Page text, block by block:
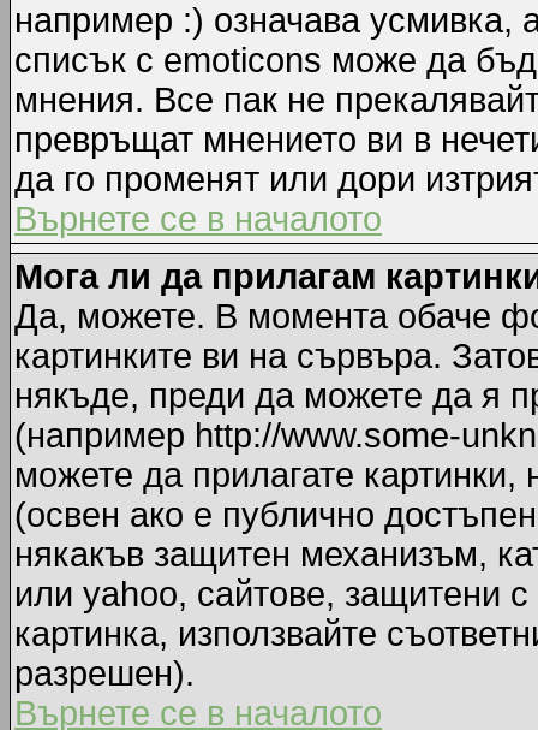
например :) означава усмивка,
списък с emoticons може да
мнения. Все пак не
превръщат мнението ви в
да го променят или дори
Върнете се в началото
Мога ли да прилагам
Да, можете. В момента обаче
картинките ви на сървъра.
някъде, преди да можете да я
(например http://www.some-
можете да прилагате
(освен ако е публично
някакъв защитен механизъм,
или yahoo, сайтове, защитени
картинка, използвайте
разрешен).
Върнете се в началото